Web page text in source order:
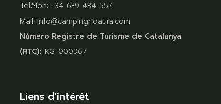
Telèfon: +34 639 434 557
Mail:info@campingridaura.com
Número Registre de Turisme de Catalunya
(RTC): KG-000067
Liens d'intérêt